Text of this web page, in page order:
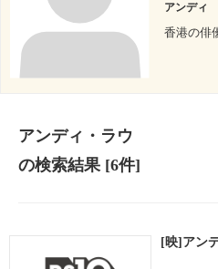
アンディ
香港の俳
アンディ・ラウ
の検索結果[6件]
[映]アン